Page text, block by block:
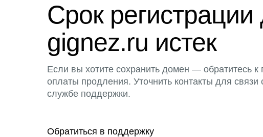
Срок
gignez.ru истек
Если вы хотите сохранить домен — обратитесь к
оплаты продления. Уточнить контакты для
службе поддержки.
Обратиться в поддержку